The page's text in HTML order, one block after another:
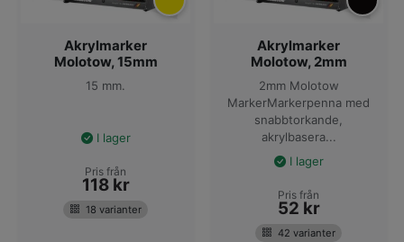
Akrylmarker
Molotow, 15mm
15 mm.
I lager
Pris från
118 kr
18 varianter
Akrylmarker
Molotow, 2mm
2mm Molotow
MarkerMarkerpenna med
snabbtorkande,
akrylbasera...
I lager
Pris från
52 kr
42 varianter